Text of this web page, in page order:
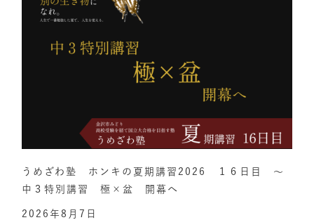
うめざわ塾 ホンキの夏期講習2026 １６日目 ～
中３特別講習 極×盆 開幕へ
2026年8月7日